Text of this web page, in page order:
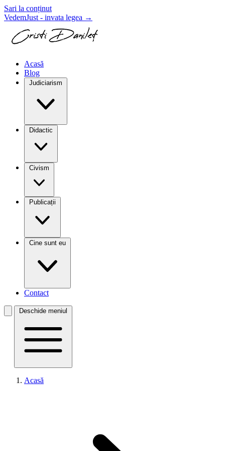
Sari la conținut
VedemJust - invata legea →
Acasă
Blog
Judiciarism
Didactic
Civism
Publicații
Cine sunt eu
Contact
Deschide meniul
Acasă